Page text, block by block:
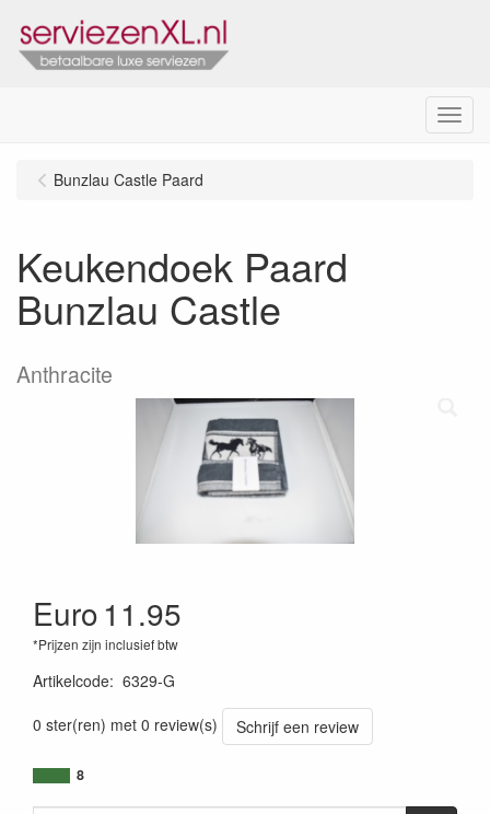
Menu
Bunzlau Castle Paard
Keukendoek Paard
Bunzlau Castle
Anthracite
Euro11.95
*Prijzen zijn inclusief btw
Artikelcode: 6329-G
0 ster(ren) met 0 review(s)
Schrijf een review
8